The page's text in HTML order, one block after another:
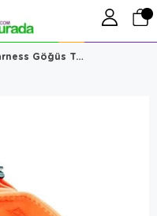
Tailpetz Air-Mesh Harness Göğüs Tasması ORANGE XL